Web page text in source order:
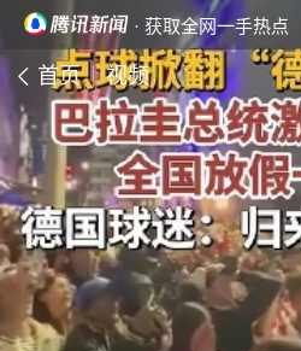
· 获取全网一手热点
首页 视频